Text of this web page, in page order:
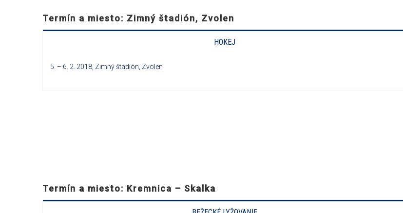
Termín a miesto: Zimný štadión, Zvolen
HOKEJ
5. – 6. 2. 2018, Zimný štadión, Zvolen
Termín a miesto: Kremnica – Skalka